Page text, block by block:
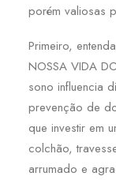
porém valiosas
Primeiro,
NOSSA VIDA
sono influencia
prevenção de
que investir em
colchão,
arrumado e